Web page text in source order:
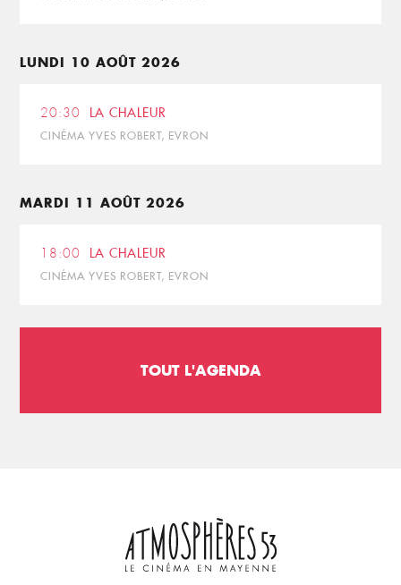
LUNDI 10 AOÛT 2026
20:30 LA CHALEUR
CINÉMA YVES ROBERT, EVRON
MARDI 11 AOÛT 2026
18:00 LA CHALEUR
CINÉMA YVES ROBERT, EVRON
TOUT L'AGENDA